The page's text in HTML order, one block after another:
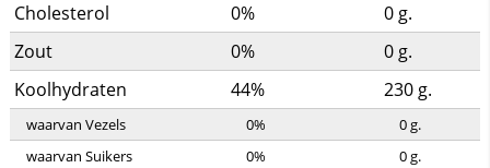
Cholesterol 0% 0 g.
Zout
0% 0 g.
Koolhydraten
44% 230 g.
waarvan Vezels 0% 0g.
waarvan Suikers
0% 0g.